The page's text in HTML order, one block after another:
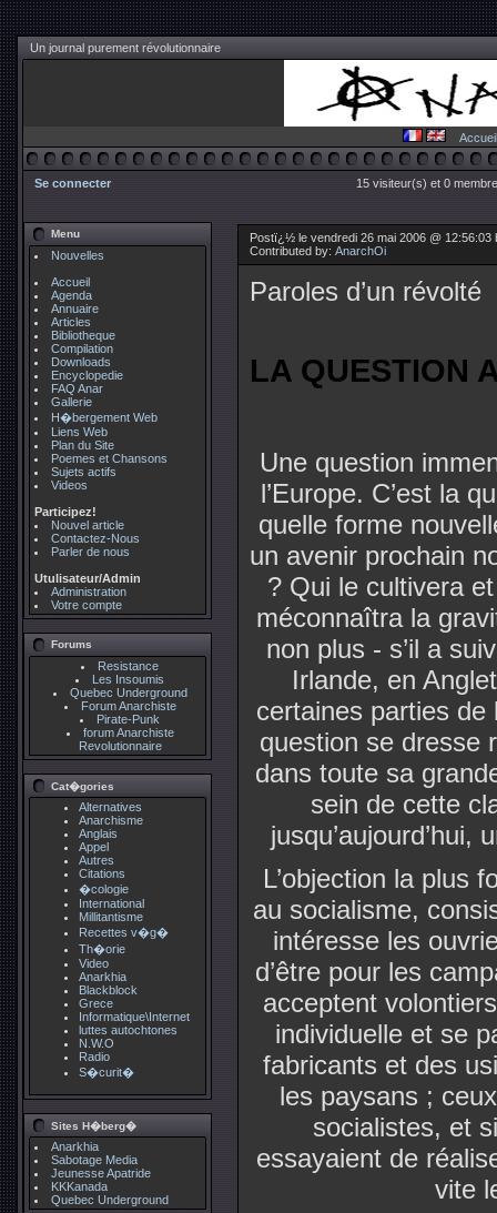
Un journal purement révolutionnaire
Accueil
Se connecter 15 visiteur(s) et 0
Menu
Nouvelles
Accueil
Agenda
Annuaire
Articles
Bibliotheque
Compilation
Downloads
Encyclopedie
FAQ Anar
Gallerie
H�bergement Web
Liens Web
Plan du Site
Poemes et Chansons
Sujets actifs
Videos
Participez!
Nouvel article
Contactez-Nous
Parler de nous
Utulisateur/Admin
Administration
Votre compte
Forums
Resistance
Les Insoumis
Quebec Underground
Forum Anarchiste
Pirate-Punk
forum Anarchiste
Revolutionnaire
Cat�gories
Alternatives
Anarchisme
Anglais
Appel
Autres
Citations
�cologie
International
Millitantisme
Recettes v�g�
Th�orie
Video
Anarkhia
Blackblock
Grece
Informatique\Internet
luttes autochtones
N.W.O
Radio
S�curit�
Sites H�berg�
Anarkhia
Sabotage Media
Jeunesse Apatride
KKKanada
Quebec Underground
Postï¿½ le vendredi 26 mai 2006 @ 12:56:03
Contributed by: AnarchOi
Paroles d’un révolté
LA QUESTION
Une question
l’Europe. C’est la
quelle forme
un avenir prochain
? Qui le cultivera
méconnaîtra la
non plus - s’il a
Irlande, en
certaines parties de
question se dresse
dans toute sa
sein de cette
L’objection la plus
au socialisme,
intéresse les
d’être pour les
acceptent
individuelle et se
fabricants et des
les paysans ;
socialistes, et
essayaient de
vite